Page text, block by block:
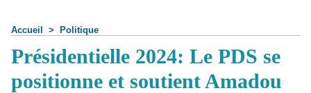
Accueil > Politique
Présidentielle 2024: Le PDS se
positionne et soutient Amadou